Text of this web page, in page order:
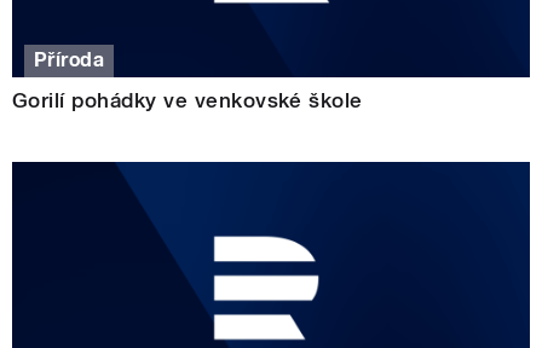
Příroda
Gorilí pohádky ve venkovské škole